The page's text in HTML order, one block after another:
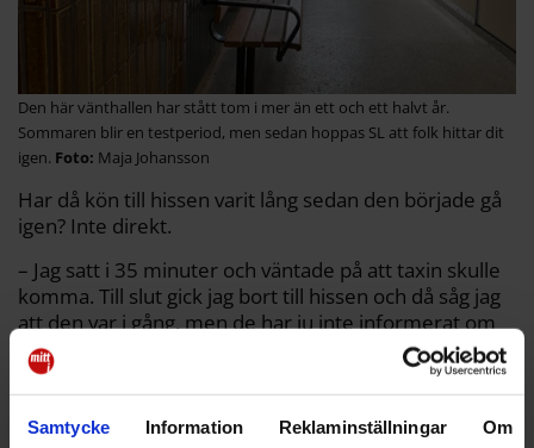
Samtycke Information Reklaminställningar Om
Den här vänthallen har stått tom i mer än ett och ett halvt år.
Sommaren blir en testperiod, men sedan hoppas SL att folk hittar dit
igen.
Maja Johansson
Har då kön till hissen varit lång sedan den började gå
igen? Inte direkt.
– Jag satt i 35 minuter och väntade på att taxin skulle
komma. Till slut gick jag bort till hissen och då såg jag
att den var i gång, men de har ju inte informerat om
det, säger en kvinna som sitter i hissens vänthall i
Liljeholmen.